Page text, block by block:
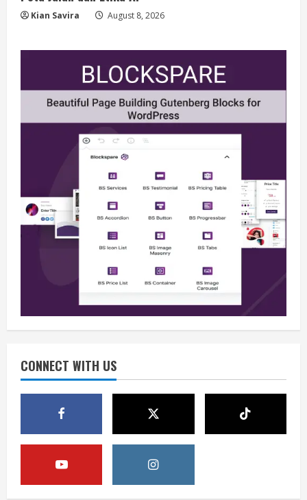
Kian Savira August 8, 2026
CONNECT WITH US
Berita
Situasi Nasional Aman, Publik Diminta
Waspadai Provokasi Jelang HUT RI
August 8, 2026
3
Opini
Situasi Nasional Aman Harus Dijaga
HUT RI ke-81 Momentum Menjaga
Stabilitas, Keamanan, dan Optimisme
August 8, 2026